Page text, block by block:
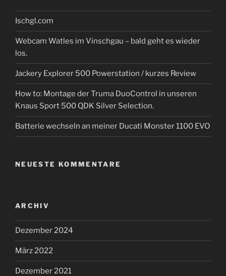
Ischgl.com
Webcam Watles im Vinschgau – bald geht es wieder
los.
Jackery Explorer 500 Powerstation / kurzes Review
How to: Montage der Truma DuoControl in unseren
Knaus Sport 500 QDK Silver Selection.
Batterie wechseln an meiner Ducati Monster 1100 EVO
NEUESTE KOMMENTARE
ARCHIV
Dezember 2024
März 2022
Dezember 2021